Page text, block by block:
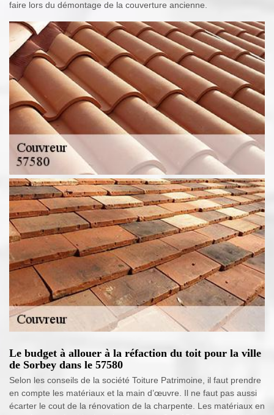
faire lors du démontage de la couverture ancienne.
Le budget à allouer à la réfaction du toit pour la ville
de Sorbey dans le 57580
Selon les conseils de la société Toiture Patrimoine, il faut prendre
en compte les matériaux et la main d’œuvre. Il ne faut pas aussi
écarter le cout de la rénovation de la charpente. Les matériaux en